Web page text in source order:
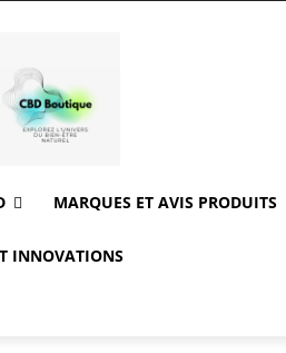
MARQUES ET AVIS PRODUITS
INNOVATIONS